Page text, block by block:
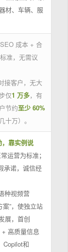
材、车辆、服
成本 + 合
准，无需议
接客户，无大
仅1 万多，有
节约至少 60%
十万）。
靠实例说
运营为标准；
承诺，诚信经
种视频营
”，使独立站
展，首创
高质量信息
Copilot和